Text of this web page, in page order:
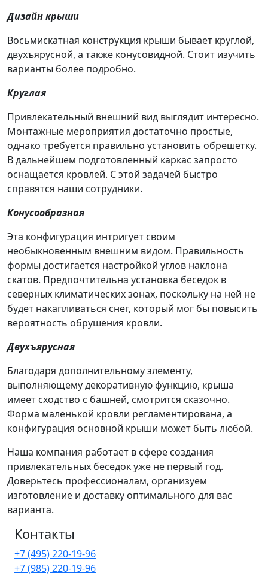
Дизайн крыши
Восьмискатная конструкция крыши бывает круглой,
двухъярусной, а также конусовидной. Стоит изучить
варианты более подробно.
Круглая
Привлекательный внешний вид выглядит интересно.
Монтажные мероприятия достаточно простые,
однако требуется правильно установить обрешетку.
В дальнейшем подготовленный каркас запросто
оснащается кровлей. С этой задачей быстро
справятся наши сотрудники.
Конусообразная
Эта конфигурация интригует своим
необыкновенным внешним видом. Правильность
формы достигается настройкой углов наклона
скатов. Предпочтительна установка беседок в
северных климатических зонах, поскольку на ней не
будет накапливаться снег, который мог бы повысить
вероятность обрушения кровли.
Двухъярусная
Благодаря дополнительному элементу,
выполняющему декоративную функцию, крыша
имеет сходство с башней, смотрится сказочно.
Форма маленькой кровли регламентирована, а
конфигурация основной крыши может быть любой.
Наша компания работает в сфере создания
привлекательных беседок уже не первый год.
Доверьтесь профессионалам, организуем
изготовление и доставку оптимального для вас
варианта.
Контакты
+7 (495) 220-19-96
+7 (985) 220-19-96